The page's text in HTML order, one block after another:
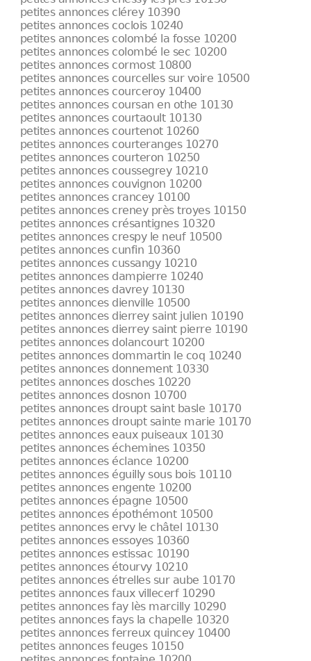
petites annonces clérey 10390
petites annonces coclois 10240
petites annonces colombé la fosse 10200
petites annonces colombé le sec 10200
petites annonces cormost 10800
petites annonces courcelles sur voire 10500
petites annonces courceroy 10400
petites annonces coursan en othe 10130
petites annonces courtaoult 10130
petites annonces courtenot 10260
petites annonces courteranges 10270
petites annonces courteron 10250
petites annonces coussegrey 10210
petites annonces couvignon 10200
petites annonces crancey 10100
petites annonces creney près troyes 10150
petites annonces crésantignes 10320
petites annonces crespy le neuf 10500
petites annonces cunfin 10360
petites annonces cussangy 10210
petites annonces dampierre 10240
petites annonces davrey 10130
petites annonces dienville 10500
petites annonces dierrey saint julien 10190
petites annonces dierrey saint pierre 10190
petites annonces dolancourt 10200
petites annonces dommartin le coq 10240
petites annonces donnement 10330
petites annonces dosches 10220
petites annonces dosnon 10700
petites annonces droupt saint basle 10170
petites annonces droupt sainte marie 10170
petites annonces eaux puiseaux 10130
petites annonces échemines 10350
petites annonces éclance 10200
petites annonces éguilly sous bois 10110
petites annonces engente 10200
petites annonces épagne 10500
petites annonces épothémont 10500
petites annonces ervy le châtel 10130
petites annonces essoyes 10360
petites annonces estissac 10190
petites annonces étourvy 10210
petites annonces étrelles sur aube 10170
petites annonces faux villecerf 10290
petites annonces fay lès marcilly 10290
petites annonces fays la chapelle 10320
petites annonces ferreux quincey 10400
petites annonces feuges 10150